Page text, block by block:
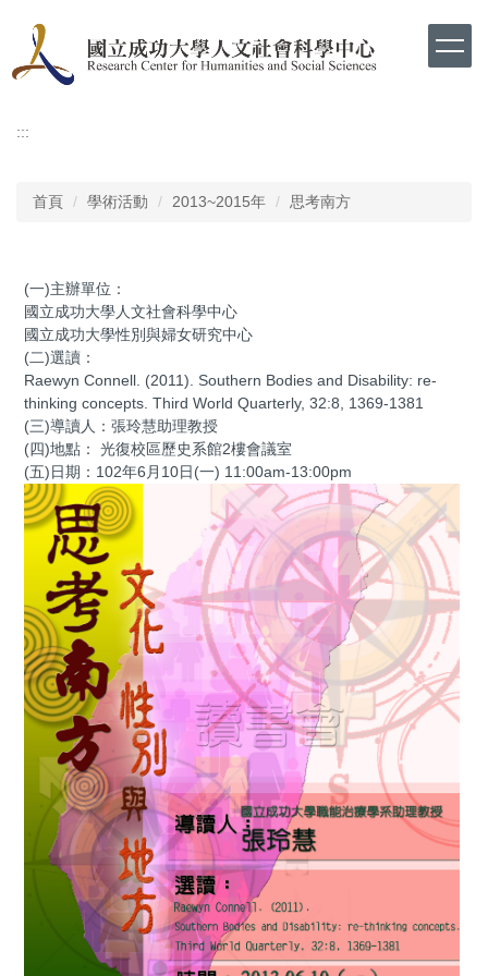
要
容
:::
首頁 學術活動 2013~2015年 思考南方
(一)主辦單位：
國立成功大學人文社會科學中心
國立成功大學性別與婦女研究中心
(二)選讀：
Raewyn Connell. (2011). Southern Bodies and Disability: re-
thinking concepts. Third World Quarterly, 32:8, 1369-1381
(三)導讀人：張玲慧助理教授
(四)地點： 光復校區歷史系館2樓會議室
(五)日期：102年6月10日(一) 11:00am-13:00pm